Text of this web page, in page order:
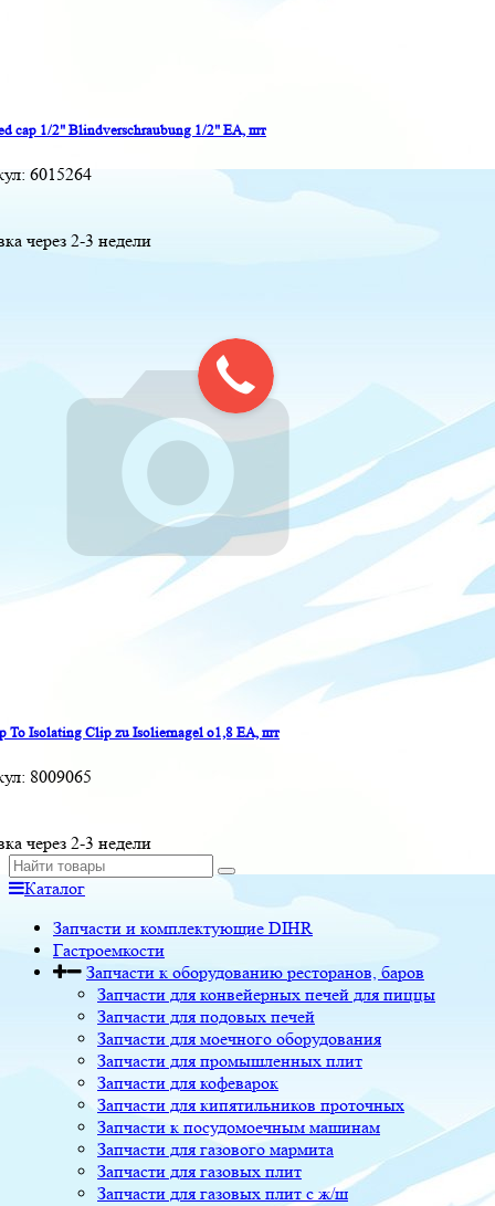
cap 1/2" Blindverschraubung 1/2" EA, шт
6015264
через 2-3 недели
To Isolating Clip zu Isoliernagel o1,8 EA, шт
8009065
через 2-3 недели
Каталог
Запчасти и комплектующие DIHR
Гастроемкости
Запчасти к оборудованию ресторанов, баров
Запчасти для конвейерных печей для пиццы
Запчасти для подовых печей
Запчасти для моечного оборудования
Запчасти для промышленных плит
Запчасти для кофеварок
Запчасти для кипятильников проточных
Запчасти к посудомоечным машинам
Запчасти для газового мармита
Запчасти для газовых плит
Запчасти для газовых плит с ж/ш